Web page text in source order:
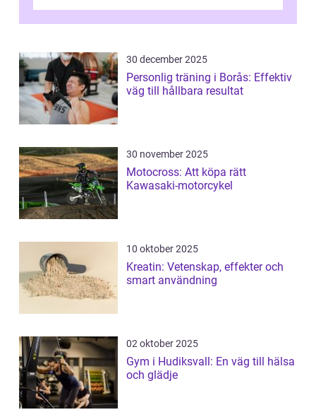
30 december 2025
Personlig träning i Borås: Effektiv
väg till hållbara resultat
30 november 2025
Motocross: Att köpa rätt
Kawasaki-motorcykel
10 oktober 2025
Kreatin: Vetenskap, effekter och
smart användning
02 oktober 2025
Gym i Hudiksvall: En väg till hälsa
och glädje